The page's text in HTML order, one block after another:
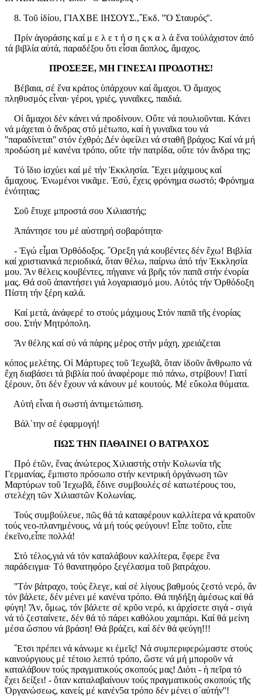
8. Τοῦ ἰδίου, ΓΙΑΧΒΕ ΙΗΣΟΥΣ.,῎Εκδ. ''Ὁ Σταυρός''.
Πρίν ἀγοράσης καί μ ε λ ε τ ή σ η ς κ α λ ά ἕνα τοὐλάχιστον ἀπό
τά βιβλία αὐτά, παραδέξου ὅτι εἶσαι ἄοπλος, ἄμαχος.
ΠΡΟΣΕΞΕ, ΜΗ ΓΙΝΕΣΑΙ ΠΡΟΔΟΤΗΣ!
Βέβαια, σέ ἕνα κράτος ὑπάρχουν καί ἄμαχοι. Ὁ ἄμαχος
πληθυσμός εἶναι· γέροι, γριές, γυναῖκες, παιδιά.
Οἱ ἄμαχοι δέν κάνει νά προδίνουν. Οὔτε νά πουλιοῦνται. Κάνει
νά μάχεται ὁ ἄνδρας στό μέτωπο, καί ἡ γυναῖκα του νά
''παραδίνεται'' στόν ἐχθρό; Δέν ὀφείλει νά σταθῆ βράχος; Καί νά μή
προδώση μέ κανένα τρόπο, οὔτε τήν πατρίδα, οὔτε τόν ἄνδρα της;
Τό ἴδιο ἰσχύει καί μέ τήν Ἐκκλησία. ῎Εχει μάχιμους καί
ἄμαχους. Ἑνωμένοι νικᾶμε. Ἐσύ, ἔχεις φρόνημα σωστό; Φρόνημα
ἑνότητας;
Σοῦ ἔτυχε μπροστά σου Χιλιαστής;
Ἀπάντησε του μέ αὐστηρή σοβαρότητα·
- Ἐγώ εἶμαι Ὀρθόδοξος. ῎Ορεξη γιά κουβέντες δέν ἔχω! Βιβλία
καί χριστιανικά περιοδικά, ὅταν θέλω, παίρνω ἀπό τήν Ἐκκλησία
μου. Ἄν θέλεις κουβέντες, πήγαινε νά βρῆς τόν παπᾶ στήν ἐνορία
μας. Θά σοῦ ἀπαντήσει γιά λογαριασμό μου. Αὐτός τήν Ὀρθόδοξη
Πίστη τήν ξέρη καλά.
Καί μετά, ἀνάφερέ το στούς μάχιμους Στόν παπᾶ τῆς ἐνορίας
σου. Στήν Μητρόπολη.
Ἄν θέλης καί σύ νά πάρης μέρος στήν μάχη, χρειάζεται
κόπος μελέτης. Οἱ Μάρτυρες τοῦ Ἰεχωβᾶ, ὅταν ἰδοῦν ἄνθρωπο νά
ἔχη διαβάσει τά βιβλία πού ἀναφέρομε πιό πάνω, στρίβουν! Γιατί
ξέρουν, ὅτι δέν ἔχουν νά κάνουν μέ κουτούς. Μέ εὔκολα θύματα.
Αὐτή εἶναι ἡ σωστή ἀντιμετώπιση.
Βάλ᾿την σέ ἐφαρμογή!
ΠΩΣ ΤΗΝ ΠΑΘΑΙΝΕΙ Ο ΒΑΤΡΑΧΟΣ
Πρό ἐτῶν, ἕνας ἀνώτερος Χιλιαστής στήν Κολωνία τῆς
Γερμανίας, ἔμπιστο πρόσωπο στήν κεντρική ὀργάνωση τῶν
Μαρτύρων τοῦ Ἰεχωβᾶ, ἔδινε συμβουλές σέ κατωτέρους του,
στελέχη τῶν Χιλιαστῶν Κολωνίας.
Τούς συμβούλευε, πῶς θά τά καταφέρουν καλλίτερα νά κρατοῦν
τούς νεο-πλανημένους, νά μή τούς φεύγουν! Εἶπε τοῦτο, εἶπε
ἐκεῖνο,εἶπε πολλά!
Στό τέλος,γιά νά τόν καταλάβουν καλλίτερα, ἔφερε ἕνα
παράδειγμα· Τό θανατηφόρο ξεγέλασμα τοῦ βατράχου.
''Τόν βάτραχο, τούς ἔλεγε, καί σέ λίγους βαθμούς ζεστό νερό, ἄν
τόν βάλετε, δέν μένει μέ κανένα τρόπο. Θά πηδήξη ἀμέσως καί θά
φύγη! Ἄν, ὅμως, τόν βάλετε σέ κρῦο νερό, κι ἀρχίσετε σιγά - σιγά
νά τό ζεσταίνετε, δέν θά τό πάρει καθόλου χαμπάρι. Καί θά μείνη
μέσα ὥσπου νά βράση! Θά βράζει, καί δέν θά φεύγη!!!
῎Ετσι πρέπει νά κάνωμε κι ἐμεῖς! Νά συμπεριφερώμαστε στούς
καινούργιους μέ τέτοιο λεπτό τρόπο, ὥστε νά μή μποροῦν νά
καταλάβουν τούς πραγματικούς σκοπούς μας! Διότι - ἡ πεῖρα τό
ἔχει δείξει! - ὅταν καταλαβαίνουν τούς πραγματικούς σκοπούς τῆς
Ὀργανώσεως, κανείς μέ κανέν5α τρόπο δέν μένει σ᾿αὐτήν''!